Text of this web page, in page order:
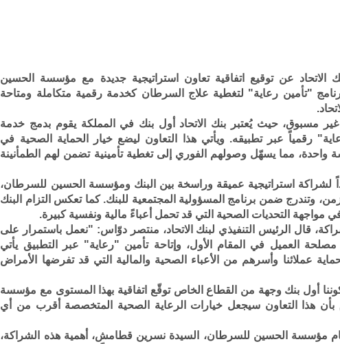
الاتحاد عن توقيع اتفاقية تعاون استراتيجية جديدة مع مؤسسة الحسين
"تأمين رعاية" لتغطية علاج السرطان كخدمة رقمية متكاملة ومتاحة
غير مسبوق، حيث يُعتبر بنك الاتحاد أول بنك في المملكة يقوم بدمج خدمة
رقمياً عبر تطبيقه. ويأتي هذا التعاون ليضع خيار الحماية الصحية في
واحدة، مما يسهّل وصولهم الفوري إلى تغطية تأمينية تضمن لهم الطمأنينة
لشراكة استراتيجية عميقة وراسخة بين البنك ومؤسسة الحسين للسرطان،
وتندرج ضمن برنامج المسؤولية المجتمعية للبنك. كما تعكس التزام البنك
مواجهة التحديات الصحية التي قد تحمل أعباءً مالية ونفسية كبيرة.
قال الرئيس التنفيذي لبنك الاتحاد، منتصر دوّاس: "نعمل باستمرار على
العميل في المقام الأول، وإتاحة تأمين "رعاية" عبر التطبيق يأتي
عملائنا وأسرهم من الأعباء الصحية والمالية التي قد تفرضها الأمراض
أول بنك وجهة من القطاع الخاص توقّع اتفاقية بهذا المستوى مع مؤسسة
بأن هذا التعاون سيجعل خيارات الرعاية الصحية المتخصصة أقرب من أي
مؤسسة الحسين للسرطان، السيدة نسرين قطامش، أهمية هذه الشراكة،